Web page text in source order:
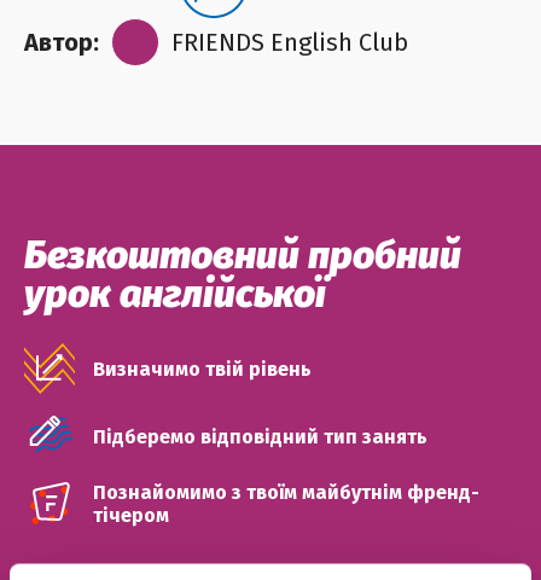
Автор:
FRIENDS English Club
Безкоштовний пробний
урок англійської
Визначимо твій рівень
Підберемо відповідний тип занять
Познайомимо з твоїм майбутнім френд-
тічером